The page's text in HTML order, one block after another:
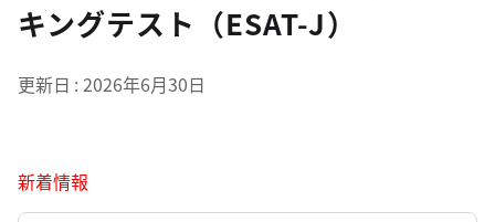
キングテスト（ESAT-J）
更新日 2026年6月30日
新着情報